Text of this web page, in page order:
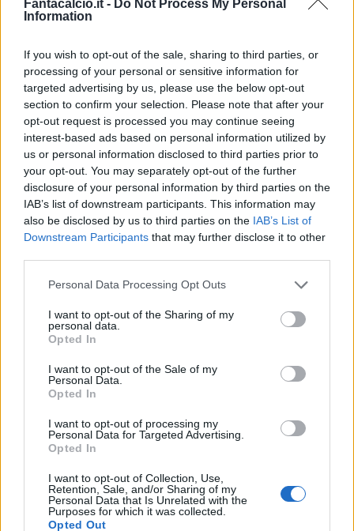
Fantacalcio.it - Do Not Process My Personal
Information
If you wish to opt-out of the sale, sharing to third parties, or
processing of your personal or sensitive information for
targeted advertising by us, please use the below opt-out
section to confirm your selection. Please note that after your
opt-out request is processed you may continue seeing
interest-based ads based on personal information utilized by
us or personal information disclosed to third parties prior to
your opt-out. You may separately opt-out of the further
disclosure of your personal information by third parties on the
IAB’s list of downstream participants. This information may
also be disclosed by us to third parties on the IAB’s List of
Downstream Participants that may further disclose it to other
Personal Data Processing Opt Outs
I want to opt-out of the Sharing of my
personal data.
Opted In
I want to opt-out of the Sale of my
Personal Data.
Opted In
I want to opt-out of processing my
Personal Data for Targeted Advertising.
Opted In
I want to opt-out of Collection, Use,
Retention, Sale, and/or Sharing of my
Personal Data that Is Unrelated with the
Purposes for which it was collected.
Opted Out
Classic Mantra
Riepilogo stagione
Titolare 0 - 0%
Entrato 0 - 0%
Squalificato 0 - 0%
Infortunato 0 - 0%
Inutilizzato 38 - 100
Scarica riepilogo
stagionale
Scarica
Giornata Voto FVEntratoUscito
PAR 1-1 FIO